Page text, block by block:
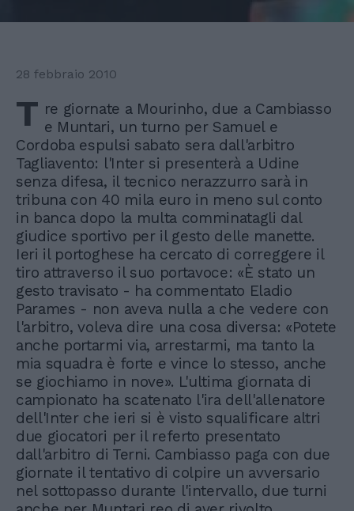
28 febbraio 2010
T re giornate a Mourinho, due a Cambiasso
e Muntari, un turno per Samuel e
Cordoba espulsi sabato sera dall'arbitro
Tagliavento: l'Inter si presenterà a Udine
senza difesa, il tecnico nerazzurro sarà in
tribuna con 40 mila euro in meno sul conto
in banca dopo la multa comminatagli dal
giudice sportivo per il gesto delle manette.
Ieri il portoghese ha cercato di correggere il
tiro attraverso il suo portavoce: «È stato un
gesto travisato - ha commentato Eladio
Parames - non aveva nulla a che vedere con
l'arbitro, voleva dire una cosa diversa: «Potete
anche portarmi via, arrestarmi, ma tanto la
mia squadra è forte e vince lo stesso, anche
se giochiamo in nove». L'ultima giornata di
campionato ha scatenato l'ira dell'allenatore
dell'Inter che ieri si è visto squalificare altri
due giocatori per il referto presentato
dall'arbitro di Terni. Cambiasso paga con due
giornate il tentativo di colpire un avversario
nel sottopasso durante l'intervallo, due turni